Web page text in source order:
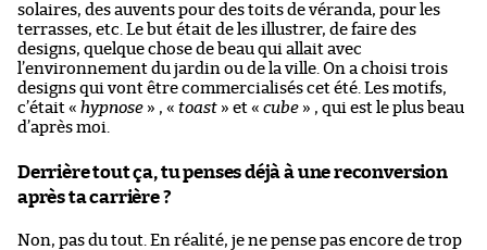
solaires, des auvents pour des toits de véranda, pour les
terrasses, etc. Le but était de les illustrer, de faire des
designs, quelque chose de beau qui allait avec
l’environnement du jardin ou de la ville. On a choisi trois
designs qui vont être commercialisés cet été. Les motifs,
c’était « hypnose » , « toast » et « cube » , qui est le plus beau
d’après moi.
Derrière tout ça, tu penses déjà à une reconversion
après ta carrière ?
Non, pas du tout. En réalité, je ne pense pas encore de trop